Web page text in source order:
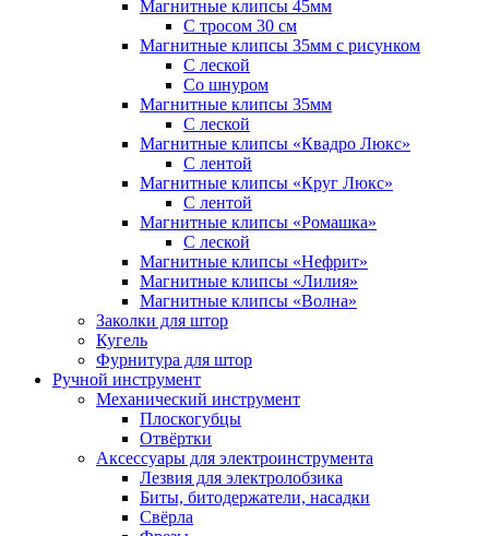
Магнитные клипсы 45мм
С тросом 30 см
Магнитные клипсы 35мм с рисунком
С леской
Со шнуром
Магнитные клипсы 35мм
С леской
Магнитные клипсы «Квадро Люкс»
С лентой
Магнитные клипсы «Круг Люкс»
С лентой
Магнитные клипсы «Ромашка»
С леской
Магнитные клипсы «Нефрит»
Магнитные клипсы «Лилия»
Магнитные клипсы «Волна»
Заколки для штор
Кугель
Фурнитура для штор
Ручной инструмент
Механический инструмент
Плоскогубцы
Отвёртки
Аксессуары для электроинструмента
Лезвия для электролобзика
Биты, битодержатели, насадки
Свёрла